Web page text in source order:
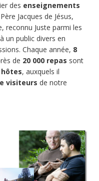
des enseignements
Jacques de Jésus,
reconnu Juste parmi les
un public divers en
Chaque année, 8
de 20 000 repas sont
hôtes, auxquels il
visiteurs de notre